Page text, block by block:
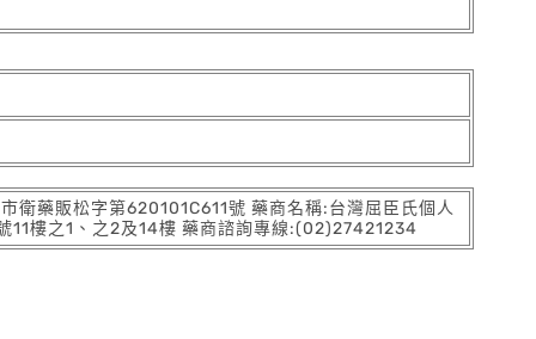
藥販松字第620101C611號 藥商名稱:台灣屈臣氏個人
11樓之1、之2及14樓 藥商諮詢專線:(02)27421234